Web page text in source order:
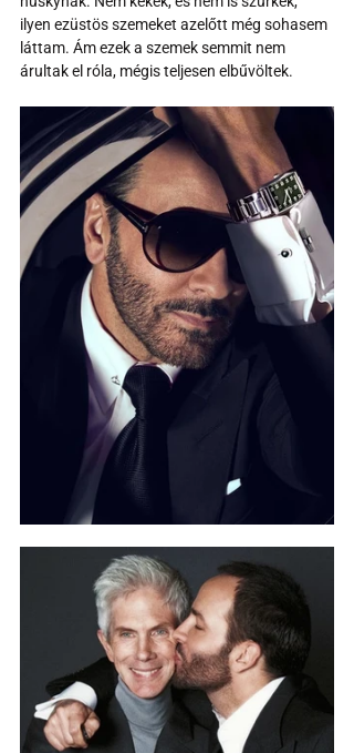
ilyen ezüstös szemeket azelőtt még sohasem
láttam. Ám ezek a szemek semmit nem
árultak el róla, mégis teljesen elbűvöltek.